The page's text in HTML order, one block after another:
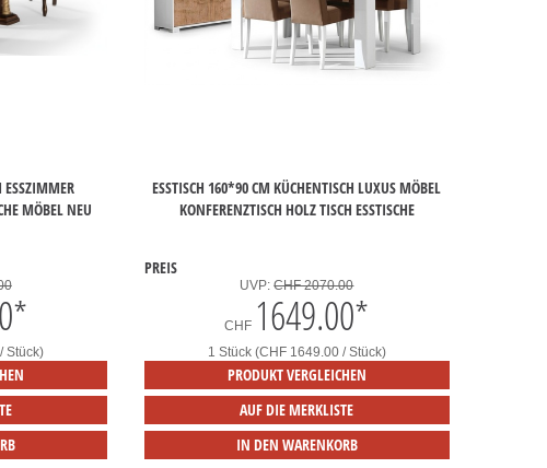
ESSZIMMER
MÖBEL NEU
*
Stück)
ESSTISCH 160*90 CM KÜCHENTISCH LUXUS MÖBEL
KONFERENZTISCH HOLZ TISCH ESSTISCHE
PREIS
UVP:CHF 2070.00
CHF 1649.00*
1 Stück (CHF 1649.00 / Stück)
PRODUKT VERGLEICHEN
AUF DIE MERKLISTE
IN DEN WARENKORB